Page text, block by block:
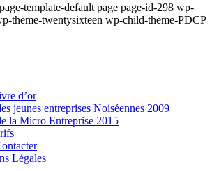
template-default page page-id-298 wp-
theme-twentysixteen wp-child-theme-PDCP
d’or
jeunes entreprises Noiséennes 2009
la Micro Entreprise 2015
Légales